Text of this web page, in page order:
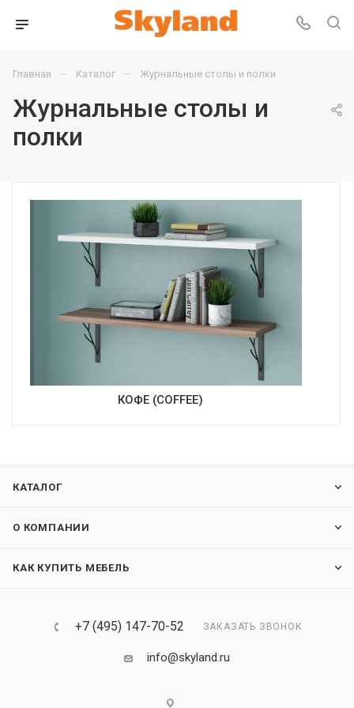
Главная — Каталог — Журнальные столы и полки
Журнальные столы и
полки
КОФЕ (COFFEE)
КАТАЛОГ
О КОМПАНИИ
КАК КУПИТЬ МЕБЕЛЬ
+7 (495) 147-70-52 ЗАКАЗАТЬ ЗВОНОК
info@skyland.ru